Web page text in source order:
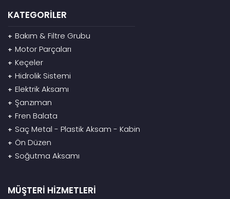
KATEGORİLER
+ Bakım & Filtre Grubu
+ Motor Parçaları
+ Keçeler
+ Hidrolik Sistemi
+ Elektrik Aksamı
+ Şanzıman
+ Fren Balata
+ Saç Metal - Plastik Aksam - Kabin
+ Ön Düzen
+ Soğutma Aksamı
MÜŞTERİ HİZMETLERİ